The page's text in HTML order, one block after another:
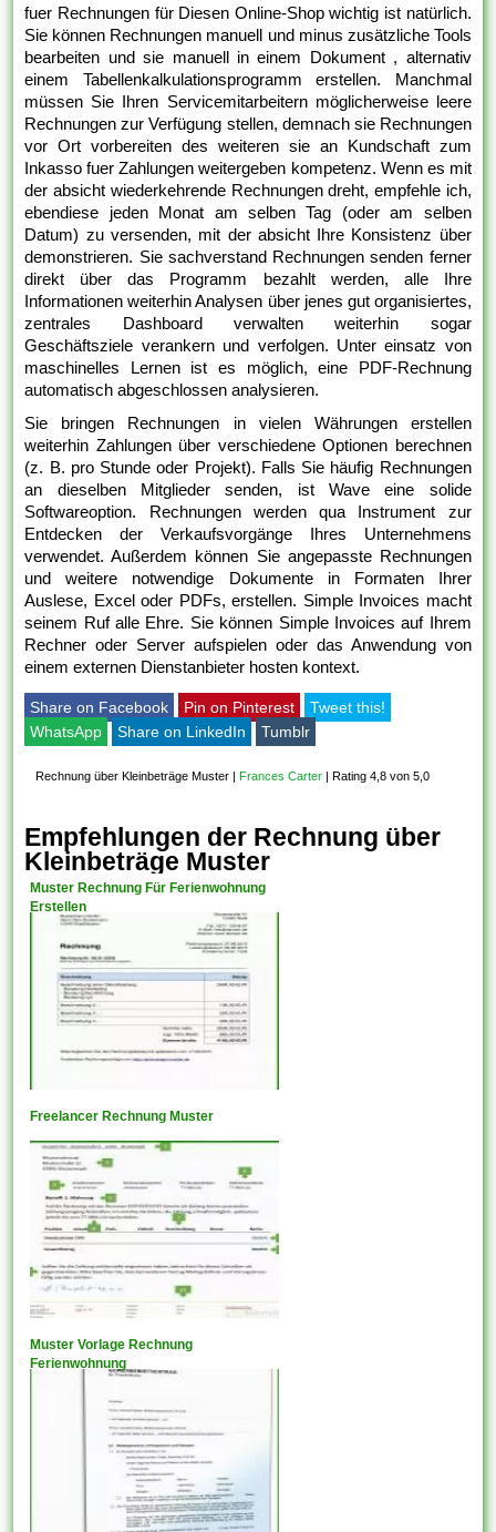
fuer Rechnungen für Diesen Online-Shop wichtig ist natürlich.
Sie können Rechnungen manuell und minus zusätzliche Tools
bearbeiten und sie manuell in einem Dokument , alternativ
einem Tabellenkalkulationsprogramm erstellen. Manchmal
müssen Sie Ihren Servicemitarbeitern möglicherweise leere
Rechnungen zur Verfügung stellen, demnach sie Rechnungen
vor Ort vorbereiten des weiteren sie an Kundschaft zum
Inkasso fuer Zahlungen weitergeben kompetenz. Wenn es mit
der absicht wiederkehrende Rechnungen dreht, empfehle ich,
ebendiese jeden Monat am selben Tag (oder am selben
Datum) zu versenden, mit der absicht Ihre Konsistenz über
demonstrieren. Sie sachverstand Rechnungen senden ferner
direkt über das Programm bezahlt werden, alle Ihre
Informationen weiterhin Analysen über jenes gut organisiertes,
zentrales Dashboard verwalten weiterhin sogar
Geschäftsziele verankern und verfolgen. Unter einsatz von
maschinelles Lernen ist es möglich, eine PDF-Rechnung
automatisch abgeschlossen analysieren.
Sie bringen Rechnungen in vielen Währungen erstellen
weiterhin Zahlungen über verschiedene Optionen berechnen
(z. B. pro Stunde oder Projekt). Falls Sie häufig Rechnungen
an dieselben Mitglieder senden, ist Wave eine solide
Softwareoption. Rechnungen werden qua Instrument zur
Entdecken der Verkaufsvorgänge Ihres Unternehmens
verwendet. Außerdem können Sie angepasste Rechnungen
und weitere notwendige Dokumente in Formaten Ihrer
Auslese, Excel oder PDFs, erstellen. Simple Invoices macht
seinem Ruf alle Ehre. Sie können Simple Invoices auf Ihrem
Rechner oder Server aufspielen oder das Anwendung von
einem externen Dienstanbieter hosten kontext.
Share on Facebook Pin on Pinterest
Tweet this!
WhatsApp
Share on LinkedIn Tumblr
Rechnung über Kleinbeträge Muster Frances Carter Rating 4,8 von 5,0
Empfehlungen der Rechnung über
Kleinbeträge Muster
Muster Rechnung Für Ferienwohnung
Erstellen
Freelancer Rechnung Muster
Muster Vorlage Rechnung
Ferienwohnung